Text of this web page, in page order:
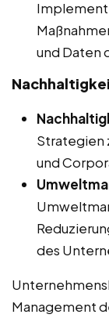
und Daten
Strategien
und
des
Management